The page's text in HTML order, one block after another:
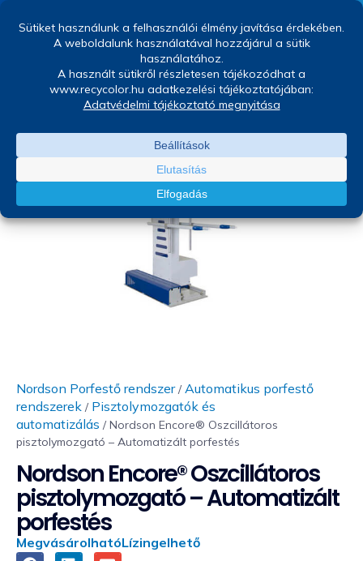
Nordson Porfestő rendszer/Automatikus porfestő
rendszerek / Pisztolymozgatók és
automatizálás / Nordson Encore® Oszcillátoros
pisztolymozgató – Automatizált porfestés
Nordson Encore® Oszcillátoros
pisztolymozgató – Automatizált
porfestés
MegvásárolhatóLízingelhető